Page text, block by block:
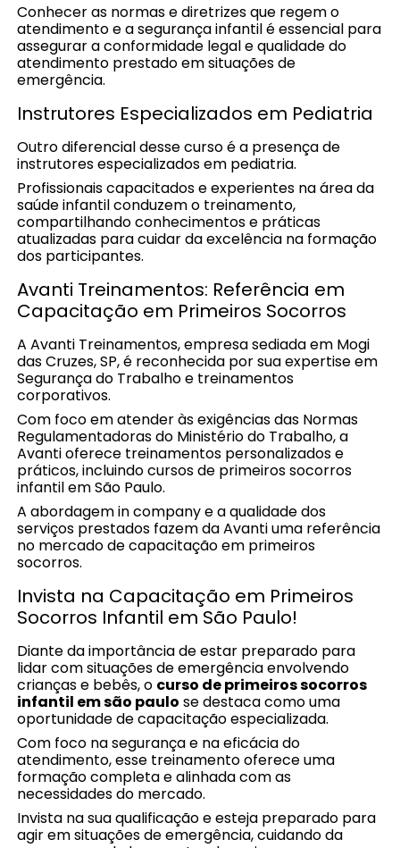
Conhecer as normas e diretrizes que regem o
atendimento e a segurança infantil é essencial para
assegurar a conformidade legal e qualidade do
atendimento prestado em situações de
emergência.
Instrutores Especializados em Pediatria
Outro diferencial desse curso é a presença de
instrutores especializados em pediatria.
Profissionais capacitados e experientes na área da
saúde infantil conduzem o treinamento,
compartilhando conhecimentos e práticas
atualizadas para cuidar da excelência na formação
dos participantes.
Avanti Treinamentos: Referência em
Capacitação em Primeiros Socorros
A Avanti Treinamentos, empresa sediada em Mogi
das Cruzes, SP, é reconhecida por sua expertise em
Segurança do Trabalho e treinamentos
corporativos.
Com foco em atender às exigências das Normas
Regulamentadoras do Ministério do Trabalho, a
Avanti oferece treinamentos personalizados e
práticos, incluindo cursos de primeiros socorros
infantil em São Paulo.
A abordagem in company e a qualidade dos
serviços prestados fazem da Avanti uma referência
no mercado de capacitação em primeiros
socorros.
Invista na Capacitação em Primeiros
Socorros Infantil em São Paulo!
Diante da importância de estar preparado para
lidar com situações de emergência envolvendo
crianças e bebês, o curso de primeiros socorros
infantil em são paulo se destaca como uma
oportunidade de capacitação especializada.
Com foco na segurança e na eficácia do
atendimento, esse treinamento oferece uma
formação completa e alinhada com as
necessidades do mercado.
Invista na sua qualificação e esteja preparado para
agir em situações de emergência, cuidando da